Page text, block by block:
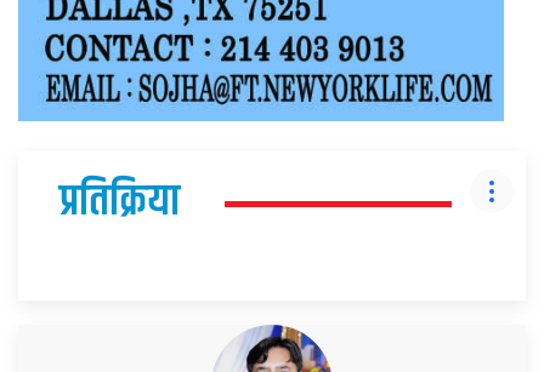
प्रतिक्रिया